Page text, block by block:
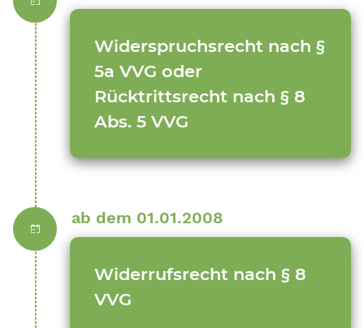
Widerspruchsrecht nach §
5a VVG oder
Rücktrittsrecht nach § 8
Abs. 5 VVG
ab dem 01.01.2008
Widerrufsrecht nach § 8
VVG